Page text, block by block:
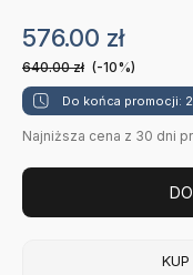
576.00 zł
640.00zł (-10%)
Do końca promocji:
Najniższa cena z 30 dni